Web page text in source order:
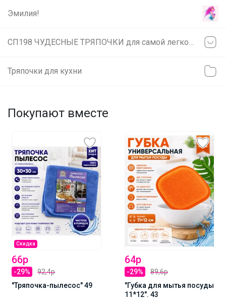
Эмилия!
Тряпочки для кухни
Покупают вместе
Скидка
66р
-29%
92,4р
"Тряпочка-пылесос" 49
64р
-29%
89,6р
"Губка для мытья посуды
11*12". 43